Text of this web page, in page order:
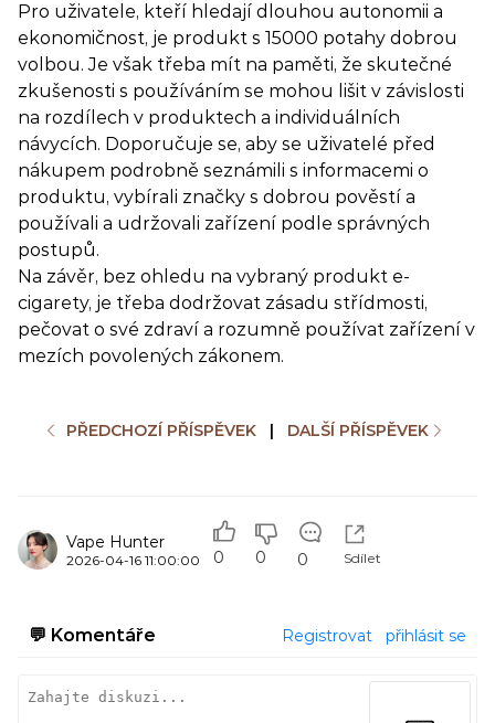
Pro uživatele, kteří hledají dlouhou autonomii a
ekonomičnost, je produkt s 15000 potahy dobrou
volbou. Je však třeba mít na paměti, že skutečné
zkušenosti s používáním se mohou lišit v závislosti
na rozdílech v produktech a individuálních
návycích. Doporučuje se, aby se uživatelé před
nákupem podrobně seznámili s informacemi o
produktu, vybírali značky s dobrou pověstí a
používali a udržovali zařízení podle správných
postupů.
Na závěr, bez ohledu na vybraný produkt e-
cigarety, je třeba dodržovat zásadu střídmosti,
pečovat o své zdraví a rozumně používat zařízení v
mezích povolených zákonem.
PŘEDCHOZÍ PŘÍSPĚVEK | DALŠÍ PŘÍSPĚVEK
Vape Hunter
2026-04-16 11:00:00 0 0 0 Sdílet
💬 Komentáře Registrovat přihlásit se